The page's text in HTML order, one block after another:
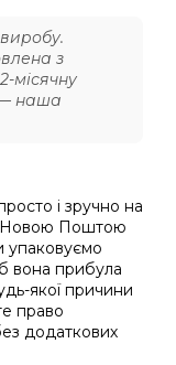
з
місячну
— наша
і зручно на
Новою Поштою
упаковуємо
вона прибула
якої причини
право
додаткових